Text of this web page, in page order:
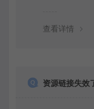
查看详情
资源链接失效